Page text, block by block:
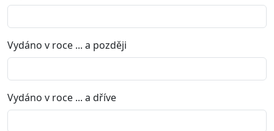
Vydáno v roce ... a později
Vydáno v roce ... a dříve